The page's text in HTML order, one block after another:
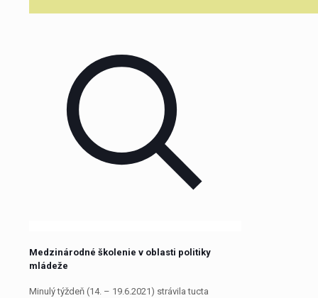
Medzinárodné školenie v oblasti politiky
mládeže
Minulý týždeň (14. – 19.6.2021) strávila tucta